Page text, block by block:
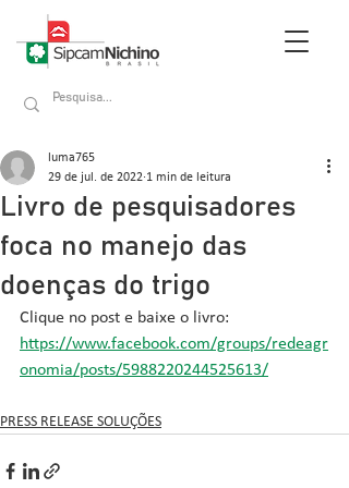
Livro de pesquisadores
foca no manejo das
doenças do trigo
luma765
29 de jul. de 2022 1 min de leitura
Clique no post e baixe o livro:
https://www.facebook.com/groups/redeagr
onomia/posts/5988220244525613/
PRESS RELEASE SOLUÇÕES